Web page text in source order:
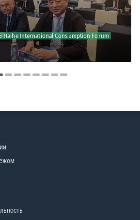
Haihe International Consumption Forum